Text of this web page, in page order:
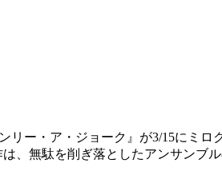
ー・ア・ジョーク』が3/15にミロ
、無駄を削ぎ落としたアンサンブ